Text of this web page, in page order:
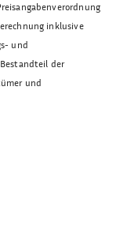
inklusive
und
der
und